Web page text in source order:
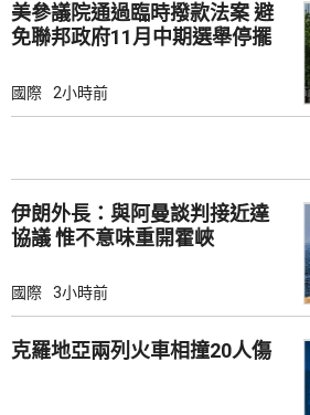
美參議院通過臨時撥款法案 避
免聯邦政府11月中期選舉停擺
國際 2小時前
伊朗外長：與阿曼談判接近達
協議 惟不意味重開霍峽
國際 3小時前
克羅地亞兩列火車相撞20人傷